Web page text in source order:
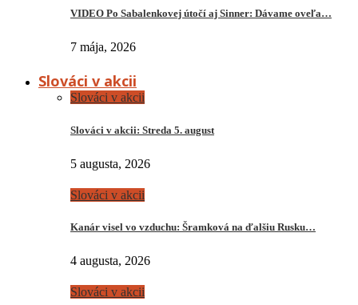
VIDEO Po Sabalenkovej útočí aj Sinner: Dávame oveľa…
7 mája, 2026
Slováci v akcii
Slováci v akcii
Slováci v akcii: Streda 5. august
5 augusta, 2026
Slováci v akcii
Kanár visel vo vzduchu: Šramková na ďalšiu Rusku…
4 augusta, 2026
Slováci v akcii